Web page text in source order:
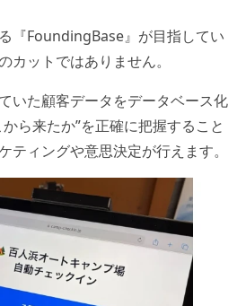
『FoundingBase』が目指してい
カットではありません。
いた顧客データをデータベース化
ら来たか”を正確に把握すること
ティングや意思決定が行えます。